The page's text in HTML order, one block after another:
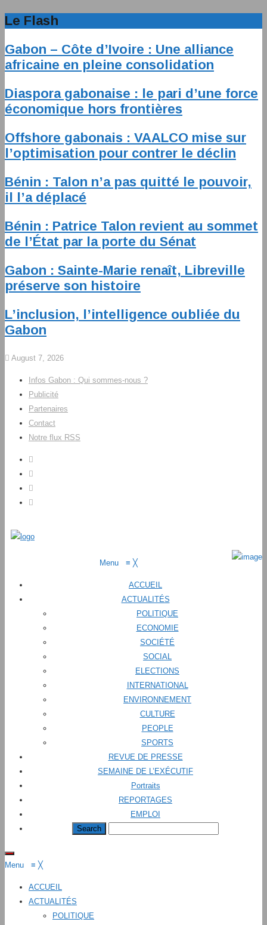
Le Flash
Gabon – Côte d’Ivoire : Une alliance
africaine en pleine consolidation
Diaspora gabonaise : le pari d’une force
économique hors frontières
Offshore gabonais : VAALCO mise sur
l’optimisation pour contrer le déclin
Bénin : Talon n’a pas quitté le pouvoir,
il l’a déplacé
Bénin : Patrice Talon revient au sommet
de l’État par la porte du Sénat
Gabon : Sainte-Marie renaît, Libreville
préserve son histoire
L’inclusion, l’intelligence oubliée du
Gabon
August 7, 2026
Infos Gabon : Qui sommes-nous ?
Publicité
Partenaires
Contact
Notre flux RSS
Menu ≡ ╳
ACCUEIL
ACTUALITÉS
POLITIQUE
ECONOMIE
SOCIÉTÉ
SOCIAL
ELECTIONS
INTERNATIONAL
ENVIRONNEMENT
CULTURE
PEOPLE
SPORTS
REVUE DE PRESSE
SEMAINE DE L’EXÉCUTIF
Portraits
REPORTAGES
EMPLOI
Menu ≡ ╳
ACCUEIL
ACTUALITÉS
POLITIQUE